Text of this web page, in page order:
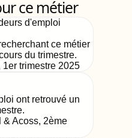
ce métier
d'emploi
ce métier
du trimestre.
1er trimestre 2025
ont retrouvé un
& Acoss, 2ème